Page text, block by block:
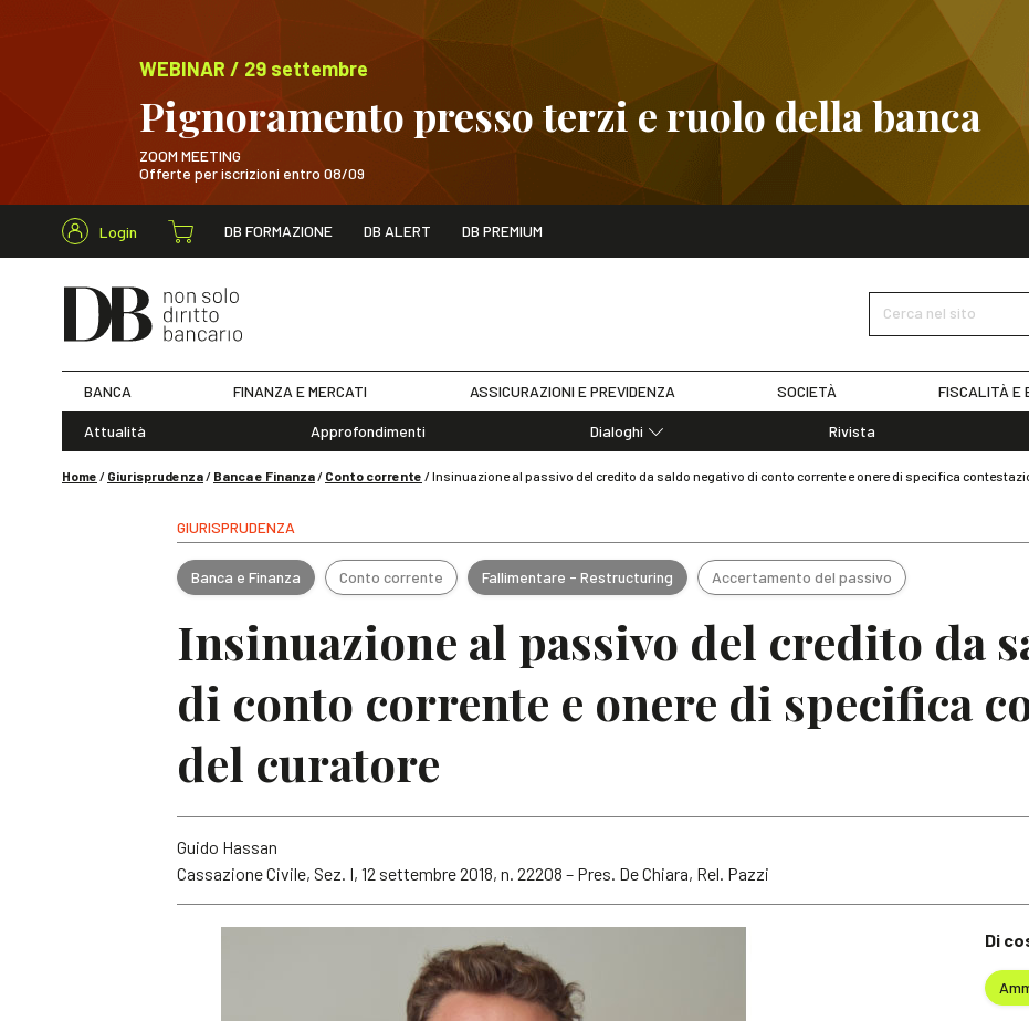
WEBINAR / 29 settembre
Pignoramento presso terzi e ruolo della banca
ZOOM MEETING
Offerte per iscrizioni entro 08/09
WEBINAR / 29 settembre SCOPRI I
Login DB FORMAZIONE DB ALERT DB PREMIUM
Cerca nel sito
Cerca nel sito
BANCA FINANZA E MERCATI ASSICURAZIONI E PREVIDENZA SOCIETÀ FISCALITÀ E
Attualità Approfondimenti
Dialoghi
Rivista
Home / Giurisprudenza/ Banca e Finanza/ Conto corrente /Insinuazione al passivo del credito da saldo negativo di conto corrente e onere di specifica
GIURISPRUDENZA
Banca e Finanza Conto corrente Fallimentare - Restructuring Accertamento del passivo
Insinuazione al passivo del credito da
di conto corrente e onere di specifica
del curatore
Guido Hassan
Cassazione Civile, Sez. I, 12 settembre 2018, n. 22208 – Pres. De Chiara, Rel. Pazzi
Di